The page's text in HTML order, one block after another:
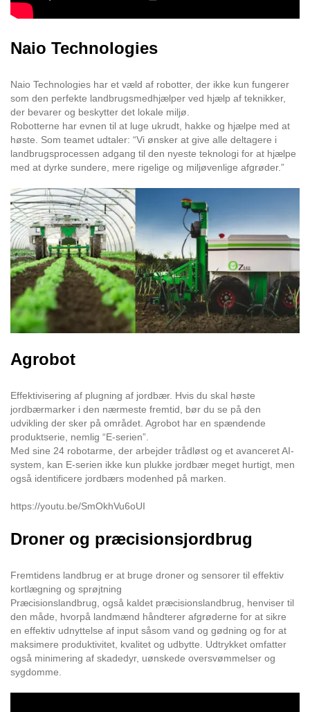
Naio Technologies
Naio Technologies har et væld af robotter, der ikke kun fungerer
som den perfekte landbrugsmedhjælper ved hjælp af teknikker,
der bevarer og beskytter det lokale miljø.
Robotterne har evnen til at luge ukrudt, hakke og hjælpe med at
høste. Som teamet udtaler: “Vi ønsker at give alle deltagere i
landbrugsprocessen adgang til den nyeste teknologi for at hjælpe
med at dyrke sundere, mere rigelige og miljøvenlige afgrøder.”
Agrobot
Effektivisering af plugning af jordbær. Hvis du skal høste
jordbærmarker i den nærmeste fremtid, bør du se på den
udvikling der sker på området. Agrobot har en spændende
produktserie, nemlig “E-serien”.
Med sine 24 robotarme, der arbejder trådløst og et avanceret AI-
system, kan E-serien ikke kun plukke jordbær meget hurtigt, men
også identificere jordbærs modenhed på marken.
https://youtu.be/SmOkhVu6oUI
Droner og præcisionsjordbrug
Fremtidens landbrug er at bruge droner og sensorer til effektiv
kortlægning og sprøjtning
Præcisionslandbrug, også kaldet præcisionslandbrug, henviser til
den måde, hvorpå landmænd håndterer afgrøderne for at sikre
en effektiv udnyttelse af input såsom vand og gødning og for at
maksimere produktivitet, kvalitet og udbytte. Udtrykket omfatter
også minimering af skadedyr, uønskede oversvømmelser og
sygdomme.